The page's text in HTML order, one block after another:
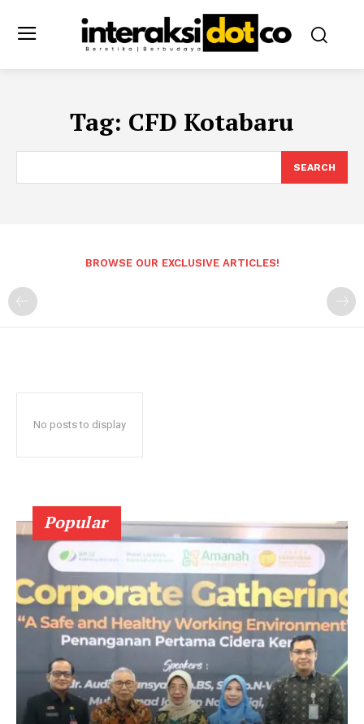
Tag: CFD Kotabaru
SEARCH
BROWSE OUR EXCLUSIVE ARTICLES!
No posts to display
Popular